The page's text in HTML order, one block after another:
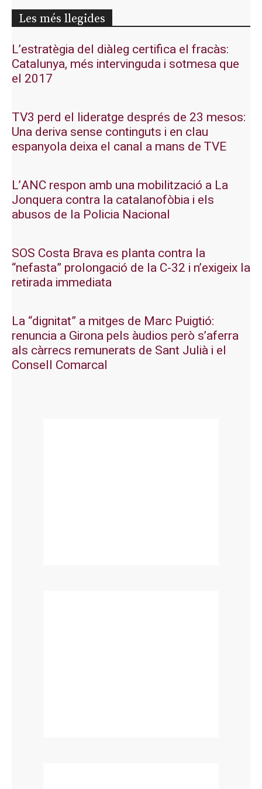
Les més llegides
L’estratègia del diàleg certifica el fracàs:
Catalunya, més intervinguda i sotmesa que
el 2017
TV3 perd el lideratge després de 23 mesos:
Una deriva sense continguts i en clau
espanyola deixa el canal a mans de TVE
L’ANC respon amb una mobilització a La
Jonquera contra la catalanofòbia i els
abusos de la Policia Nacional
SOS Costa Brava es planta contra la
“nefasta” prolongació de la C-32 i n’exigeix la
retirada immediata
La “dignitat” a mitges de Marc Puigtió:
renuncia a Girona pels àudios però s’aferra
als càrrecs remunerats de Sant Julià i el
Consell Comarcal